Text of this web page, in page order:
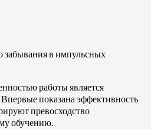
забывания в импульсных
работы является
показана эффективность
превосходство
обучению.